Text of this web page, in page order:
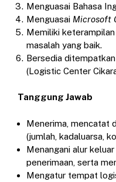
Menguasai Bahasa
Menguasai Microsoft
Memiliki
masalah yang baik.
Bersedia
(Logistic Center
Tanggung Jawab
Menerima, mencatat
(jumlah, kadaluarsa,
Menangani alur
penerimaan, serta
Mengatur tempat